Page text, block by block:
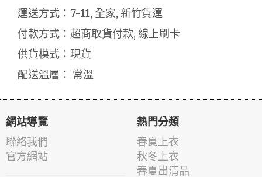
運送方式：7-11, 全家, 新竹貨運
付款方式：超商取貨付款, 線上刷卡
供貨模式：現貨
配送溫層： 常溫
網站導覽
聯絡我們
官方網站
熱門分類
春夏上衣
秋冬上衣
春夏出清品